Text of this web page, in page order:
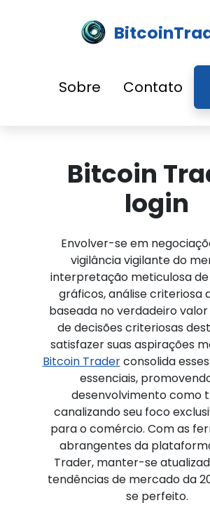
Sobre Contato
Bitcoin
login
Envolver-se em
vigilância vigilante do
interpretação meticulosa
gráficos, análise criteriosa
baseada no verdadeiro
de decisões criteriosas
satisfazer suas aspirações
Bitcoin Traderconsolida
essenciais,
desenvolvimento como
canalizando seu foco
para o comércio. Com as
abrangentes da
Trader, manter-se
tendências de mercado da
se perfeito.